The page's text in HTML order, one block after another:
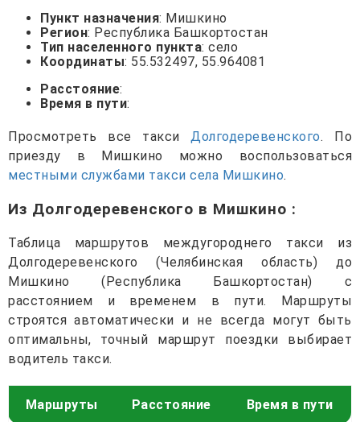
Пункт назначения: Мишкино
Регион: Республика Башкортостан
Тип населенного пункта: село
Координаты: 55.532497, 55.964081
Расстояние:
Время в пути:
Просмотреть все таксиДолгодеревенского. По
приезду в Мишкино можно воспользоваться
местными службами такси села Мишкино.
Из Долгодеревенского в Мишкино :
Таблица маршрутов междугороднего такси из
Долгодеревенского (Челябинская область) до
Мишкино (Республика Башкортостан) с
расстоянием и временем в пути. Маршруты
строятся автоматически и не всегда могут быть
оптимальны, точный маршрут поездки выбирает
водитель такси.
Маршруты Расстояние Время в пути